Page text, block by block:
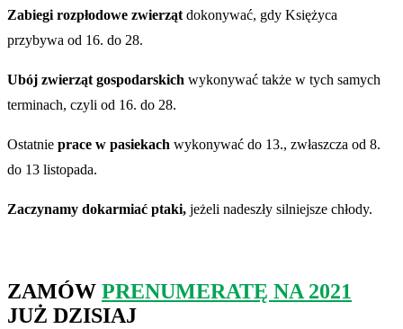
Zabiegi rozpłodowe zwierząt dokonywać, gdy Księżyca
przybywa od 16. do 28.
Ubój zwierząt gospodarskich wykonywać także w tych samych
terminach, czyli od 16. do 28.
Ostatnie prace w pasiekach wykonywać do 13., zwłaszcza od 8.
do 13 listopada.
Zaczynamy dokarmiać ptaki, jeżeli nadeszły silniejsze chłody.
ZAMÓW PRENUMERATĘ NA 2021
JUŻ DZISIAJ